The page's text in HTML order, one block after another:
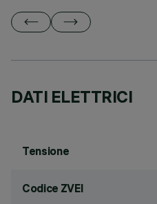
DATI ELETTRICI
Tensione
Codice ZVEI